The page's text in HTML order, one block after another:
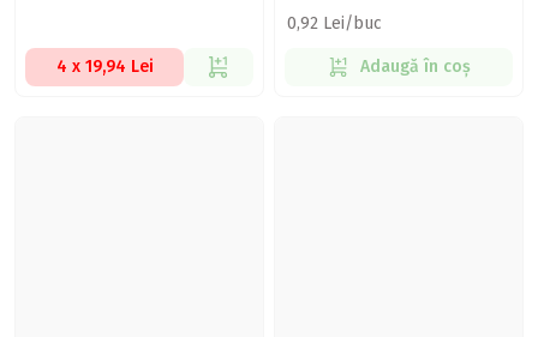
4 x 19,94 Lei
0,92 Lei/buc
Adaugă în coș